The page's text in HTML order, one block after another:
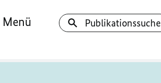
Menü Publikationssuche